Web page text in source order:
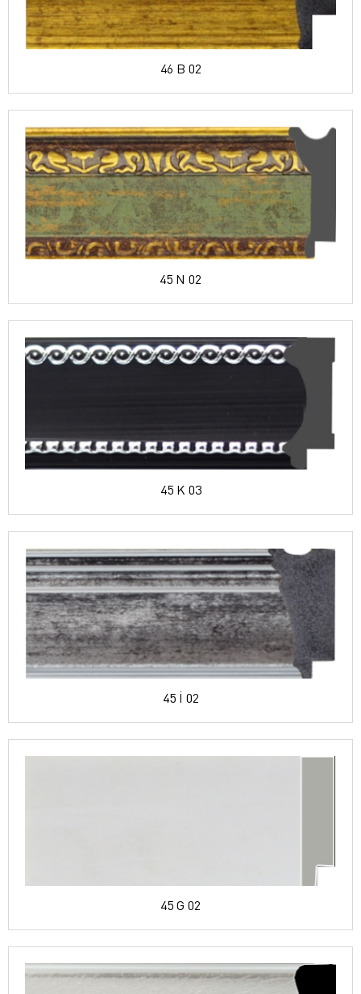
46 B 02
45 N 02
45 K 03
45 İ 02
45 G 02